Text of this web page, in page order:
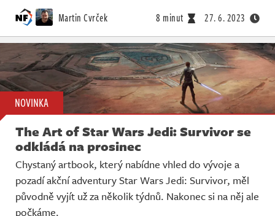
Martin Cvrček 8 minut 27. 6. 2023
NOVINKA
The Art of Star Wars Jedi: Survivor se
odkládá na prosinec
Chystaný artbook, který nabídne vhled do vývoje a
pozadí akční adventury Star Wars Jedi: Survivor, měl
původně vyjít už za několik týdnů. Nakonec si na něj ale
počkáme.